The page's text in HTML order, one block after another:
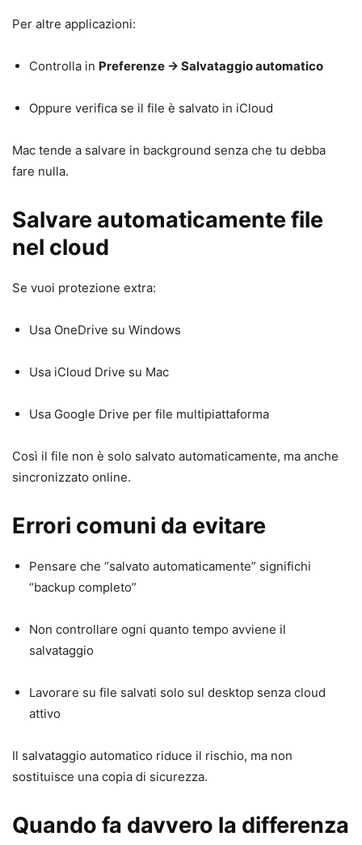
Per altre applicazioni:
Controlla in Preferenze → Salvataggio automatico
Oppure verifica se il file è salvato in iCloud
Mac tende a salvare in background senza che tu debba
fare nulla.
Salvare automaticamente file
nel cloud
Se vuoi protezione extra:
Usa OneDrive su Windows
Usa iCloud Drive su Mac
Usa Google Drive per file multipiattaforma
Così il file non è solo salvato automaticamente, ma anche
sincronizzato online.
Errori comuni da evitare
Pensare che “salvato automaticamente” significhi
“backup completo”
Non controllare ogni quanto tempo avviene il
salvataggio
Lavorare su file salvati solo sul desktop senza cloud
attivo
Il salvataggio automatico riduce il rischio, ma non
sostituisce una copia di sicurezza.
Quando fa davvero la differenza